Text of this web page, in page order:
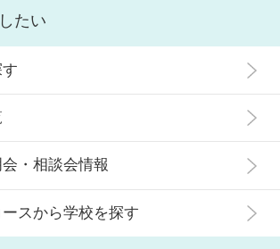
の記事では、通信制高校に行くこと
が人生終わりではない理由や、通う
せた高校選びについて解説します。
生徒」などが通う学校という、先入
観がある人もいるかもしれません。
増加傾向にあり、さまざまな生徒が
在籍しています。 この記事では、通
信制高校にはどのような生徒が通っ
ているかや、通信制高校に向いてい
ます。
たい
・相談会情報
スから学校を探す